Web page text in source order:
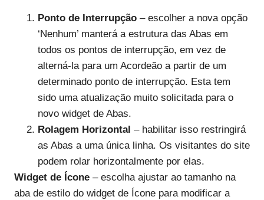
Ponto de Interrupção – escolher a nova opção
‘Nenhum’ manterá a estrutura das Abas em
todos os pontos de interrupção, em vez de
alterná-la para um Acordeão a partir de um
determinado ponto de interrupção. Esta tem
sido uma atualização muito solicitada para o
novo widget de Abas.
Rolagem Horizontal – habilitar isso restringirá
as Abas a uma única linha. Os visitantes do site
podem rolar horizontalmente por elas.
Widget de Ícone – escolha ajustar ao tamanho na
aba de estilo do widget de Ícone para modificar a